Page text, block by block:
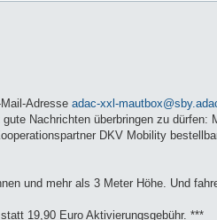
Adresse adac-xxl-
Nachrichten überbringen zu
DKV Mobility
und mehr als 3 Meter Höhe. Und
19,90 Euro Aktivierungsgebühr. ***